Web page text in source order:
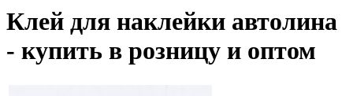
Клей для наклейки автолина
- купить в розницу и оптом